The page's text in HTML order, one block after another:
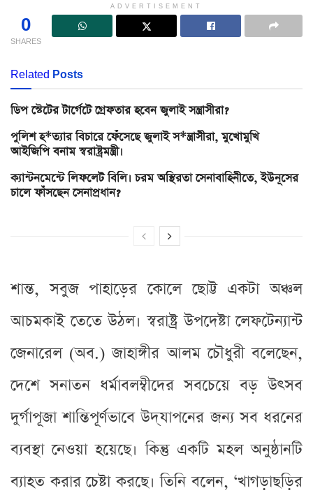
ADVERTISEMENT
0
SHARES
Related Posts
ডিপ স্টেটের টার্গেটে গ্রেফতার হবেন জুলাই সন্ত্রাসীরা?
পুলিশ হ*ত্যার বিচারে ফেঁসেছে জুলাই স*ন্ত্রাসীরা, মুখোমুখি
আইজিপি বনাম স্বরাষ্ট্রমন্ত্রী।
ক্যান্টনমেন্টে লিফলেট বিলি। চরম অস্থিরতা সেনাবাহিনীতে, ইউনূসের
চালে ফাঁসছেন সেনাপ্রধান?
শান্ত, সবুজ পাহাড়ের কোলে ছোট্ট একটা অঞ্চল
আচমকাই তেতে উঠল। স্বরাষ্ট্র উপদেষ্টা লেফটেন্যান্ট
জেনারেল (অব.) জাহাঙ্গীর আলম চৌধুরী বলেছেন,
দেশে সনাতন ধর্মাবলম্বীদের সবচেয়ে বড় উৎসব
দুর্গাপূজা শান্তিপূর্ণভাবে উদ্‌যাপনের জন্য সব ধরনের
ব্যবস্থা নেওয়া হয়েছে। কিন্তু একটি মহল অনুষ্ঠানটি
ব্যাহত করার চেষ্টা করছে। তিনি বলেন, ‘খাগড়াছড়ির